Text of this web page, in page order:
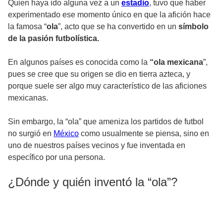
Quien haya ido alguna vez a un estadio, tuvo que haber
experimentado ese momento único en que la afición hace
la famosa “ola”, acto que se ha convertido en un símbolo
de la pasión futbolística.
En algunos países es conocida como la “ola mexicana”,
pues se cree que su origen se dio en tierra azteca, y
porque suele ser algo muy característico de las aficiones
mexicanas.
Sin embargo, la “ola” que ameniza los partidos de futbol
no surgió en México como usualmente se piensa, sino en
uno de nuestros países vecinos y fue inventada en
específico por una persona.
¿Dónde y quién inventó la “ola”?